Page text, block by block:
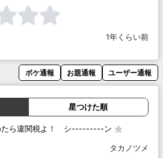
1年くらい前
ボケ通報 お題通報 ユーザー通報
星つけた順
ら違関税よ！ シ---------ン
タカノツメ